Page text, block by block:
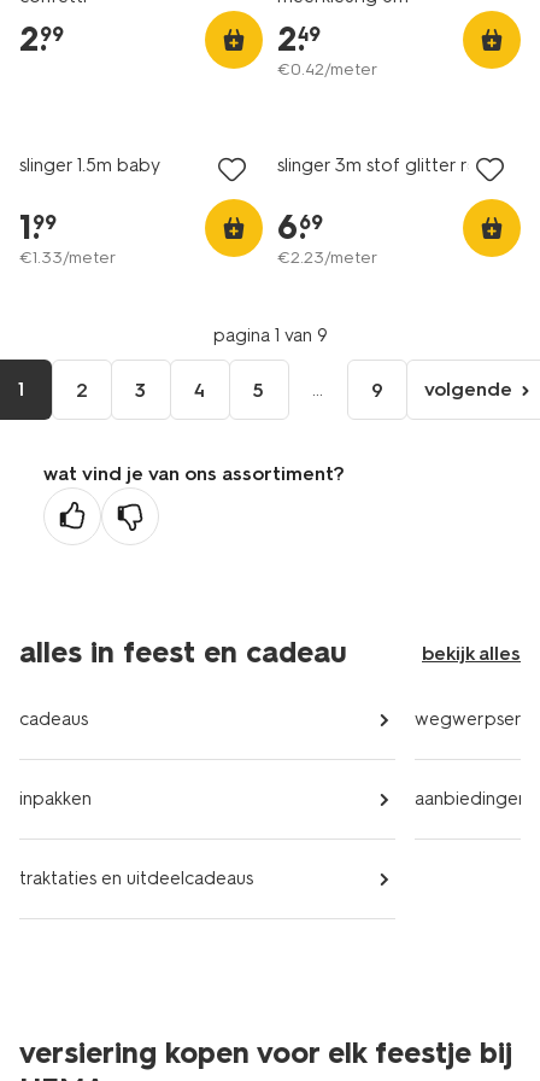
2.
99 2.
49
€0.42/meter
slinger 1.5m baby
1.
99
€1.33/meter
slinger 3m stof glitter roze
6.
69
€2.23/meter
pagina 1 van 9
1 2 3 4 5 ... 9
pagina
volgende
wat vind je van ons assortiment?
alles in feest en cadeau bekijk alles
cadeaus
inpakken
traktaties en uitdeelcadeaus
aanbiedingen
versiering kopen voor elk feestje bij